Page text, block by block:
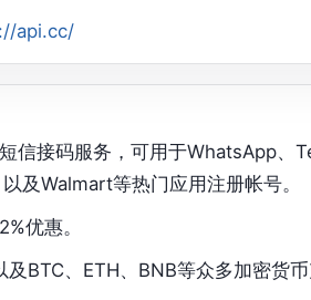
api.cc/
信接码服务，可用于WhatsApp、
及Walmart等热门应用注册帐号。
优惠。
BTC、ETH、BNB等众多加密货币